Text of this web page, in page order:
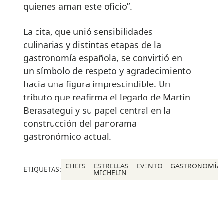
quienes aman este oficio”.
La cita, que unió sensibilidades
culinarias y distintas etapas de la
gastronomía española, se convirtió en
un símbolo de respeto y agradecimiento
hacia una figura imprescindible. Un
tributo que reafirma el legado de Martín
Berasategui y su papel central en la
construcción del panorama
gastronómico actual.
ETIQUETAS: CHEFS ESTRELLAS
MICHELIN
EVENTO